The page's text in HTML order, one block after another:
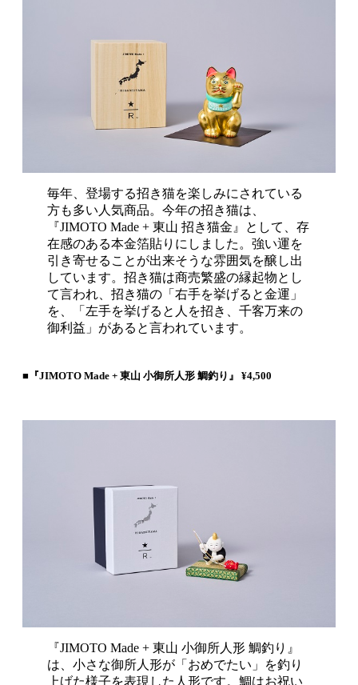
毎年、登場する招き猫を楽しみにされている
方も多い人気商品。今年の招き猫は、
『JIMOTO Made + 東山 招き猫金』として、存
在感のある本金箔貼りにしました。強い運を
引き寄せることが出来そうな雰囲気を醸し出
しています。招き猫は商売繁盛の縁起物とし
て言われ、招き猫の「右手を挙げると金運」
を、「左手を挙げると人を招き、千客万来の
御利益」があると言われています。
■『JIMOTO Made + 東山 小御所人形 鯛釣り』 ¥4,500
『JIMOTO Made + 東山 小御所人形 鯛釣り』
は、小さな御所人形が「おめでたい」を釣り
上げた様子を表現した人形です。鯛はお祝い